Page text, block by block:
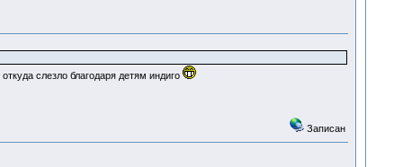
слезло благодаря детям индиго
Записан